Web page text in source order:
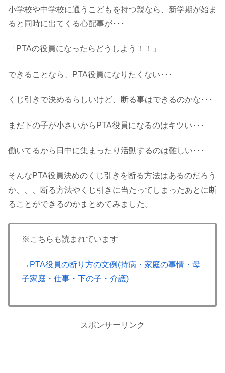
小学校や中学校に通うこどもを持つ親なら、新学期が始ま
ると同時に出てくる心配事が･･･
「PTAの役員になったらどうしよう！！」
できることなら、PTA役員になりたくない･･･
くじ引きで決めるらしいけど、断る事はできるのかな･･･
まだ下の子が小さいからPTA役員になるのはキツい･･･
働いてるから日中に集まったり活動するのは難しい･･･
そんなPTA役員決めのくじ引きを断る方法はあるのだろう
か、、、断る方法やくじ引きに当たってしまったあとに断
ることができるのかまとめてみました。
※こちらも読まれています
→ PTA役員の断り方の文例(持病・家庭の事情・母
子家庭・仕事・下の子・介護)
スポンサーリンク